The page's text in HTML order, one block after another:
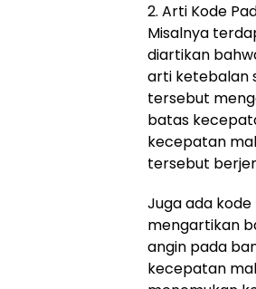
2. Arti Kode
Misalnya
diartikan
arti ketebalan
tersebut
batas
kecepatan
tersebut
Juga ada kode
mengartikan
angin pada
kecepatan